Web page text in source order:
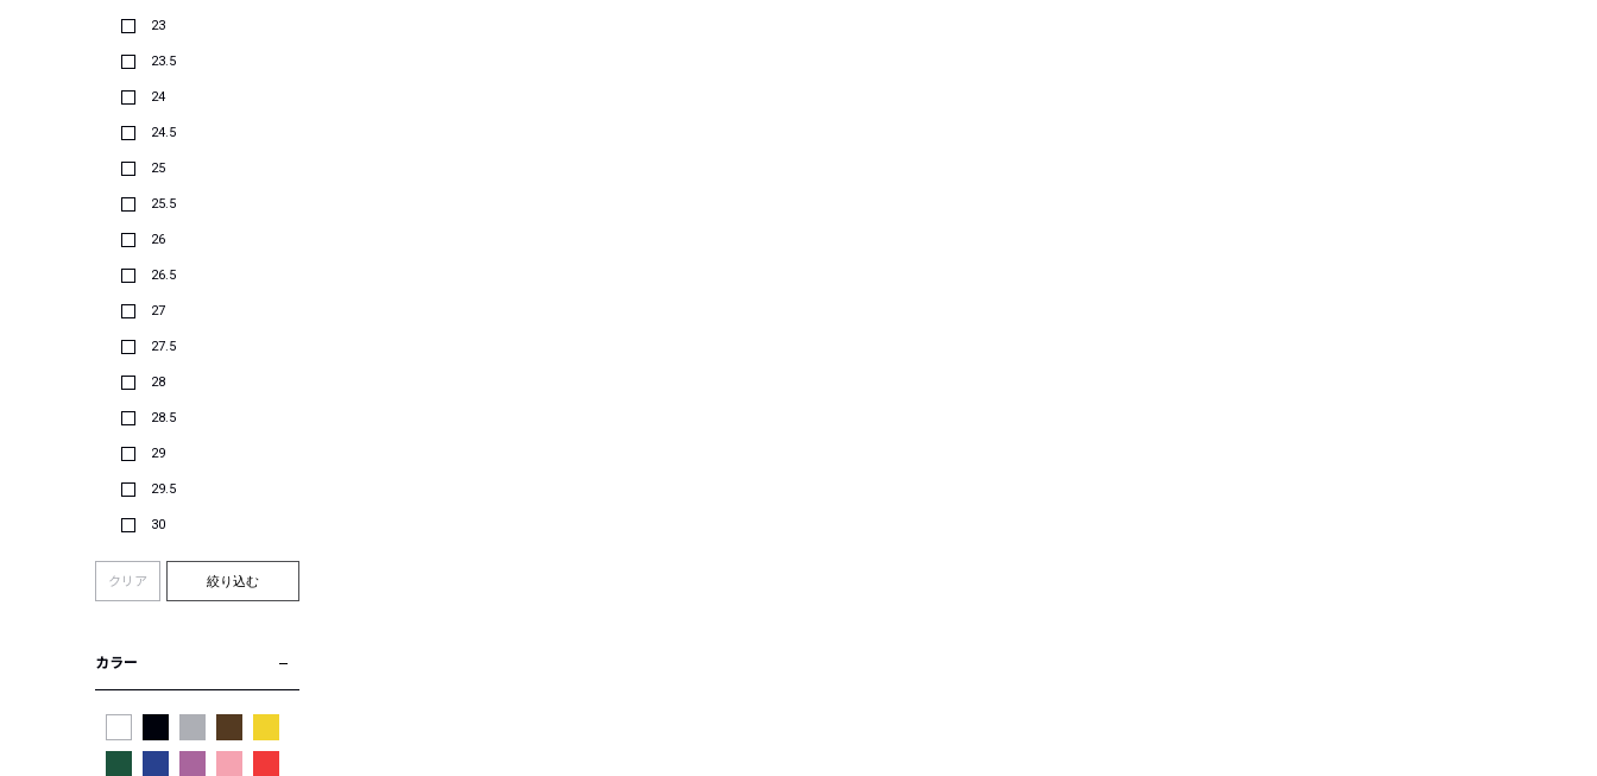
23
23.5
24
24.5
25
25.5
26
26.5
27
27.5
28
28.5
29
29.5
30
クリア 絞り込む
カラー